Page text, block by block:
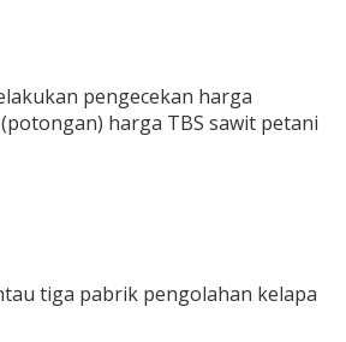
pengecekan harga
harga TBS sawit petani
tiga pabrik pengolahan kelapa